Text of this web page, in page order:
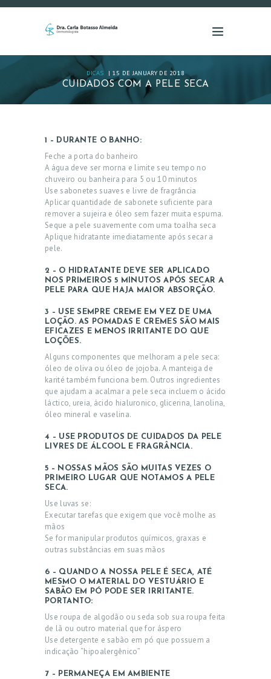
DICAS 15 DE JANUARY DE 2018
CUIDADOS COM A PELE SECA
1 – DURANTE O BANHO:
Feche a porta do banheiro
A água deve ser morna e limite seu tempo no
chuveiro ou banheira para 5 ou 10 minutos
Use sabonetes suaves e livre de fragrância
Aplicar quantidade de sabonete suficiente para
remover a sujeira e óleo sem fazer muita espuma.
Seque a pele suavemente com uma toalha seca
Aplique hidratante imediatamente após secar a
pele.
2 – O HIDRATANTE DEVE SER APLICADO
NOS PRIMEIROS 5 MINUTOS APÓS SECAR A
PELE PARA QUE HAJA MAIOR ABSORÇÃO.
3 – USE SEMPRE CREME EM VEZ DE UMA
LOÇÃO. AS POMADAS E CREMES SÃO MAIS
EFICAZES E MENOS IRRITANTE DO QUE
LOÇÕES.
Alguns componentes que melhoram a pele seca:
óleo de oliva ou óleo de jojoba. A manteiga de
karité também funciona bem. Outros ingredientes
que ajudam a acalmar a pele seca incluem o ácido
láctico, ureia, ácido hialuronico, glicerina, lanolina,
óleo mineral e vaselina.
4 – USE PRODUTOS DE CUIDADOS DA PELE
LIVRES DE ÁLCOOL E FRAGRÂNCIA.
5 – NOSSAS MÃOS SÃO MUITAS VEZES O
PRIMEIRO LUGAR QUE NOTAMOS A PELE
SECA.
Use luvas se:
Executar tarefas que exigem que você molhe as
mãos
Se for manipular produtos químicos, graxas e
outras substâncias em suas mãos
6 – QUANDO A NOSSA PELE É SECA, ATÉ
MESMO O MATERIAL DO VESTUÁRIO E
SABÃO EM PÓ PODE SER IRRITANTE.
PORTANTO:
Use roupa de algodão ou seda sob sua roupa feita
de lã ou outro material que for áspero
Use detergente e sabão em pó que possuem a
indicação “hipoalergênico”
7 – PERMANEÇA EM AMBIENTE